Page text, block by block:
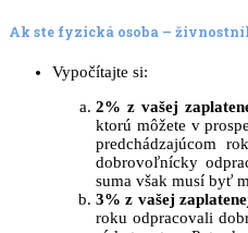
Ak ste fyzická osoba –
Vypočítajte si:
2% z vašej
ktorú môžete v
predchádzajúcom
dobrovoľnícky
suma však musí byť
3% z vašej
roku odpracovali